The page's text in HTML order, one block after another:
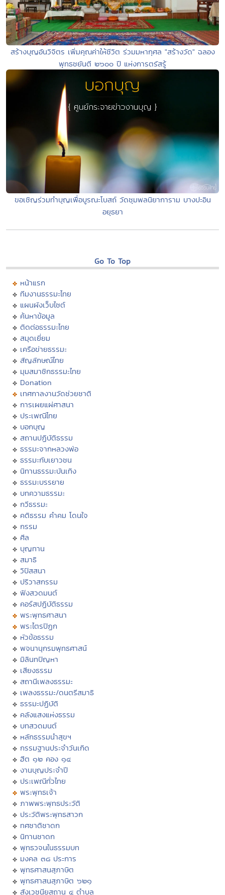
สร้างบุญอันวิจิตร เพิ่มคุณค่าให้ชีวิต ร่วมมหากุศล "สร้างวัด" ฉลอง
พุทธชยันตี ๒๖๐๐ ปี แห่งการตรัสรู้
ขอเชิญร่วมทำบุญเพื่อบูรณะโบสถ์ วัดชุมพลนิยาการาม บางปะอิน
อยุธยา
Go To Top
หน้าแรก
ทีมงานธรรมะไทย
แผนผังเว็บไซต์
ค้นหาข้อมูล
ติดต่อธรรมะไทย
สมุดเยี่ยม
เครือข่ายธรรมะ
สัญลักษณ์ไทย
มุมสมาชิกธรรมะไทย
Donation
เทศกาลงานวัดช่วยชาติ
การเผยแผ่ศาสนา
ประเพณีไทย
บอกบุญ
สถานปฏิบัติธรรม
ธรรมะจากหลวงพ่อ
ธรรมะกับเยาวชน
นิทานธรรมะบันเทิง
ธรรมะบรรยาย
บทความธรรมะ
กวีธรรมะ
คติธรรม คำคม โดนใจ
กรรม
ศีล
บุญทาน
สมาธิ
วิปัสสนา
ปริวาสกรรม
ฟังสวดมนต์
คอร์สปฏิบัติธรรม
พระพุทธศาสนา
พระไตรปิฏก
หัวข้อธรรม
พจนานุกรมพุทธศาสน์
มิลินทปัญหา
เสียงธรรม
สถานีเพลงธรรมะ
เพลงธรรมะ/ดนตรีสมาธิ
ธรรมะปฏิบัติ
คลังแสงแห่งธรรม
บทสวดมนต์
หลักธรรมนำสุขฯ
กรรมฐานประจำวันเกิด
ฮีต ๑๒ คอง ๑๔
งานบุญประจำปี
ประเพณีทั่วไทย
พระพุทธเจ้า
ภาพพระพุทธประวัติ
ประวัติพระพุทธสาวก
ทศชาติชาดก
นิทานชาดก
พุทธวจนในธรรมบท
มงคล ๓๘ ประการ
พุทธศาสนสุภาษิต
พุทธศาสนสุภาษิต ๖๒๑
สังเวชนียสถาน ๔ ตำบล